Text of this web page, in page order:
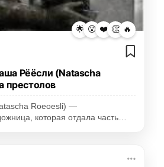
🌟 😮 ❤️ 👏 🔥
Рёёсли (Natascha
престолов
Roeoesli) —
которая отдала часть…